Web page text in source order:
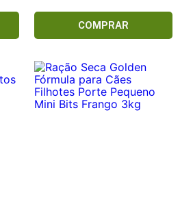
COMPRAR